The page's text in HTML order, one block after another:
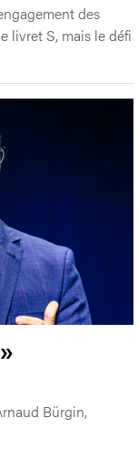
des
livret S, mais le défi
Bürgin,